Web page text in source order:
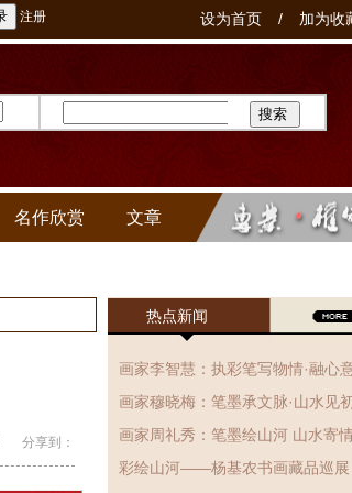
注册 加为收
设为首页 /
名作欣赏 文章
分享到：
热点新闻
画家李智慧：执彩笔写物情·融心
于丹青，国画作品赏析
画家穆晓梅：笔墨承文脉·山水见
心、国画作品赏析
画家周礼秀：笔墨绘山河 山水寄
怀
彩绘山河——杨基农书画藏品巡展